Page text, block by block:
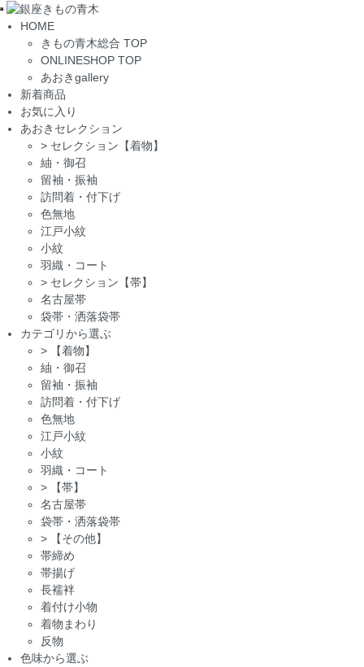
Toggle
navigation
HOME
きもの青木総合 TOP
ONLINESHOP TOP
あおきgallery
新着商品
お気に入り
あおきセレクション
> セレクション【着物】
紬・御召
留袖・振袖
訪問着・付下げ
色無地
江戸小紋
小紋
羽織・コート
> セレクション【帯】
名古屋帯
袋帯・洒落袋帯
カテゴリから選ぶ
>
【着物】
紬・御召
留袖・振袖
訪問着・付下げ
色無地
江戸小紋
小紋
羽織・コート
>
【帯】
名古屋帯
袋帯・洒落袋帯
>
【その他】
帯締め
帯揚げ
長襦袢
着付け小物
着物まわり
反物
色味から選ぶ